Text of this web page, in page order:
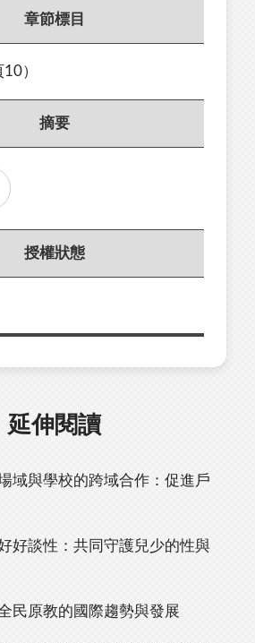
章節標目
）
摘要
授權狀態
延伸閱讀
域與學校的跨域合作：促進戶
好談性：共同守護兒少的性與
民原教的國際趨勢與發展